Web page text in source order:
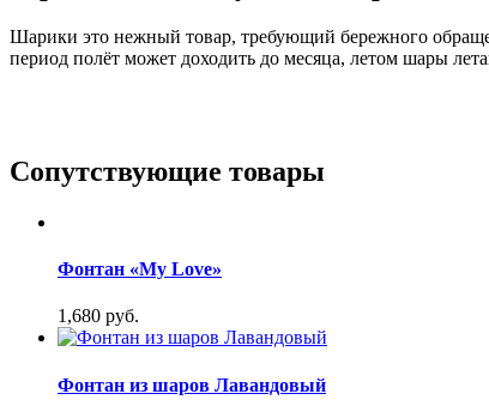
Шарики это нежный товар, требующий бережного
период полёт может доходить до месяца, летом шары
Сопутствующие товары
Фонтан «My Love»
1,680 руб.
Фонтан из шаров Лавандовый